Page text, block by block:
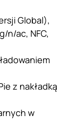
Global),
n/ac, NFC,
z nakładką
w